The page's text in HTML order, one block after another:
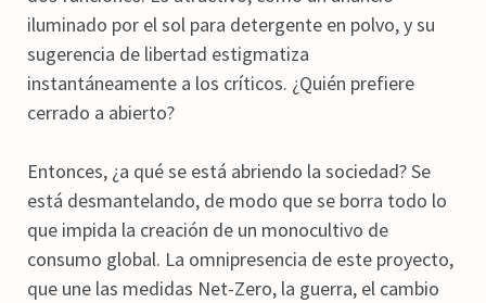
iluminado por el sol para detergente en polvo, y su
sugerencia de libertad estigmatiza
instantáneamente a los críticos. ¿Quién prefiere
cerrado a abierto?
Entonces, ¿a qué se está abriendo la sociedad? Se
está desmantelando, de modo que se borra todo lo
que impida la creación de un monocultivo de
consumo global. La omnipresencia de este proyecto,
que une las medidas Net-Zero, la guerra, el cambio